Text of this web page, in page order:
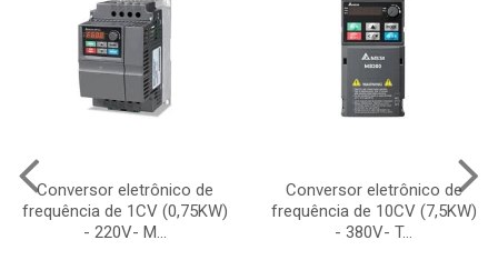
Conversor eletrônico de
frequência de 1CV (0,75KW)
- 220V- M...
Conversor eletrônico de
frequência de 10CV (7,5KW)
- 380V- T...